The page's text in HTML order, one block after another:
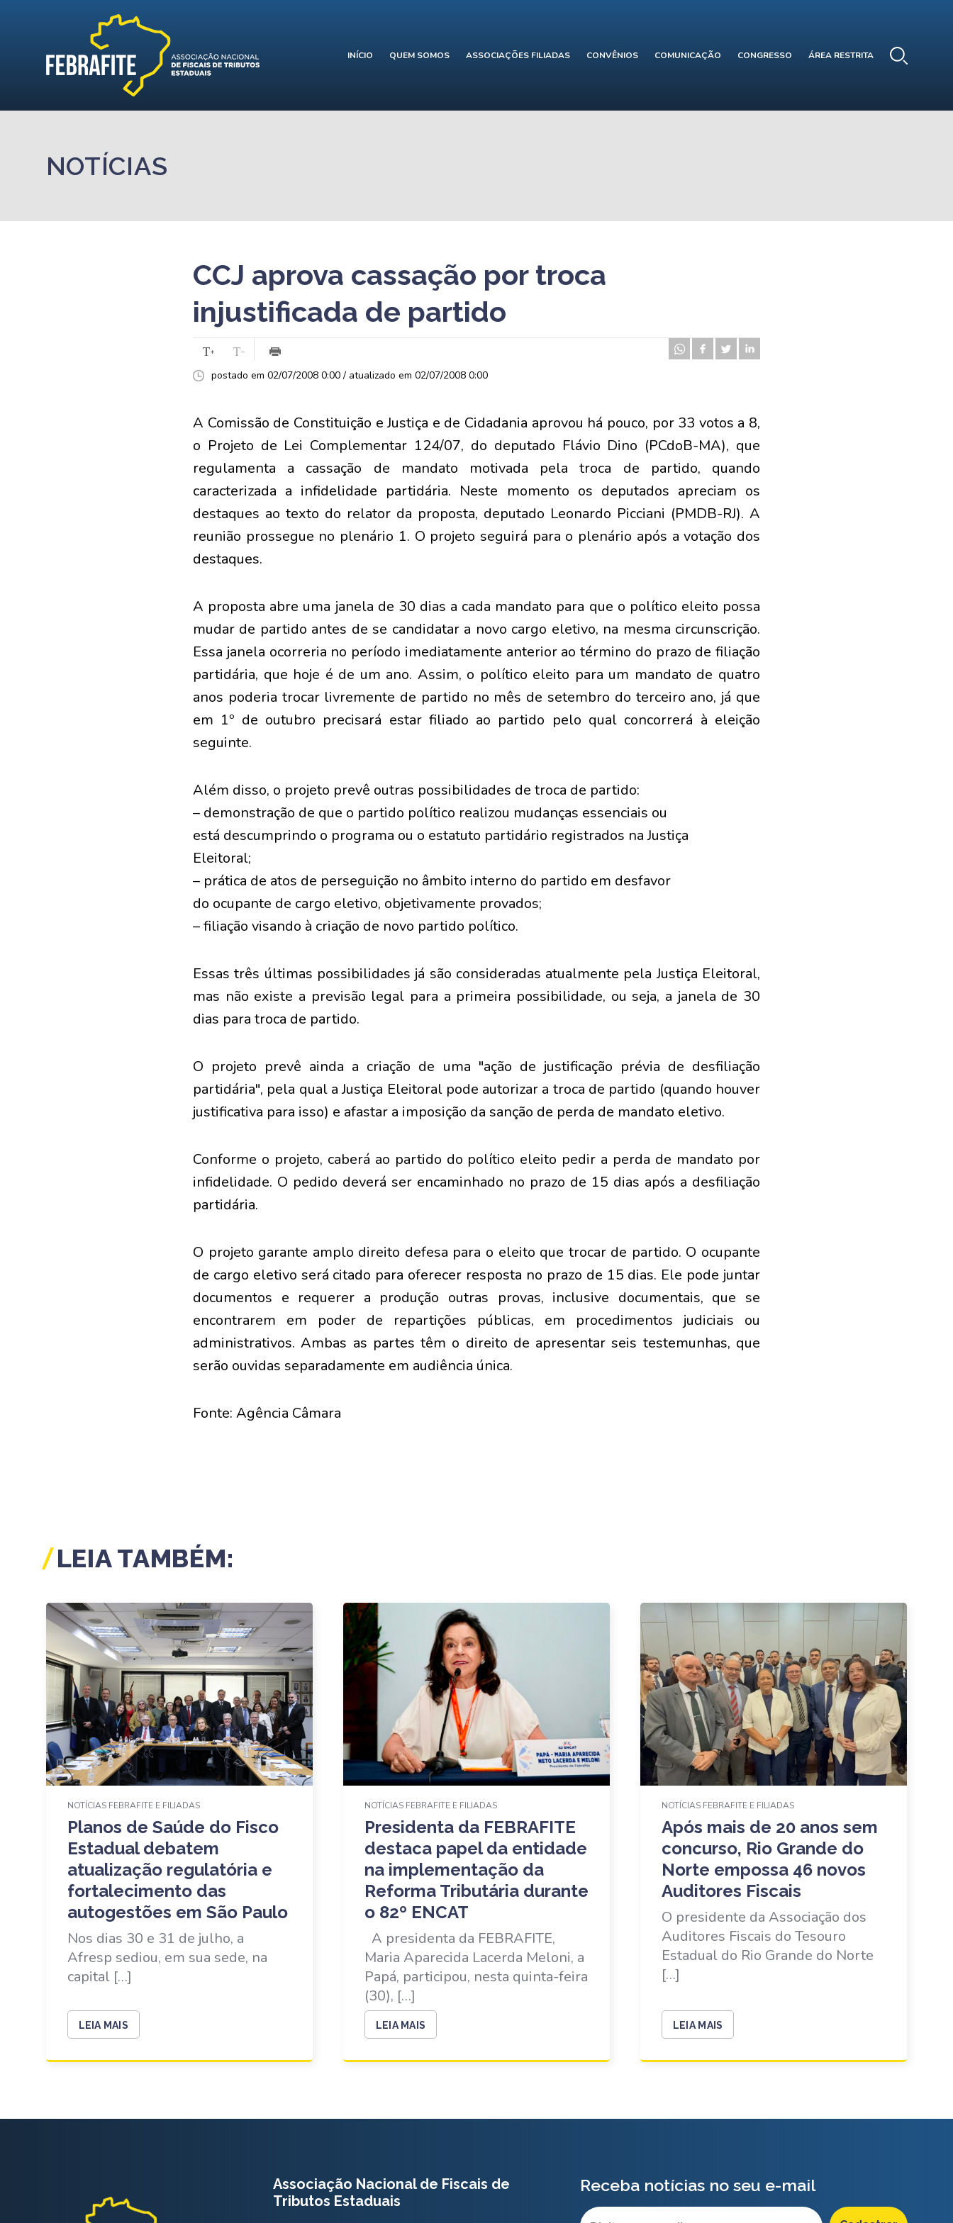
INÍCIO QUEM SOMOS ASSOCIAÇÕES FILIADAS CONVÊNIOS COMUNICAÇÃO CONGRESSO ÁREA RESTRITA
NOTÍCIAS
CCJ aprova cassação por troca
injustificada de partido
postado em 02/07/2008 0:00 / atualizado em 02/07/2008 0:00
A Comissão de Constituição e Justiça e de Cidadania aprovou há pouco, por 33 votos a 8,
o Projeto de Lei Complementar 124/07, do deputado Flávio Dino (PCdoB-MA), que
regulamenta a cassação de mandato motivada pela troca de partido, quando
caracterizada a infidelidade partidária. Neste momento os deputados apreciam os
destaques ao texto do relator da proposta, deputado Leonardo Picciani (PMDB-RJ). A
reunião prossegue no plenário 1. O projeto seguirá para o plenário após a votação dos
destaques.
A proposta abre uma janela de 30 dias a cada mandato para que o político eleito possa
mudar de partido antes de se candidatar a novo cargo eletivo, na mesma circunscrição.
Essa janela ocorreria no período imediatamente anterior ao término do prazo de filiação
partidária, que hoje é de um ano. Assim, o político eleito para um mandato de quatro
anos poderia trocar livremente de partido no mês de setembro do terceiro ano, já que
em 1º de outubro precisará estar filiado ao partido pelo qual concorrerá à eleição
seguinte.
Além disso, o projeto prevê outras possibilidades de troca de partido:
– demonstração de que o partido político realizou mudanças essenciais ou
está descumprindo o programa ou o estatuto partidário registrados na Justiça
Eleitoral;
– prática de atos de perseguição no âmbito interno do partido em desfavor
do ocupante de cargo eletivo, objetivamente provados;
– filiação visando à criação de novo partido político.
Essas três últimas possibilidades já são consideradas atualmente pela Justiça Eleitoral,
mas não existe a previsão legal para a primeira possibilidade, ou seja, a janela de 30
dias para troca de partido.
O projeto prevê ainda a criação de uma "ação de justificação prévia de desfiliação
partidária", pela qual a Justiça Eleitoral pode autorizar a troca de partido (quando houver
justificativa para isso) e afastar a imposição da sanção de perda de mandato eletivo.
Conforme o projeto, caberá ao partido do político eleito pedir a perda de mandato por
infidelidade. O pedido deverá ser encaminhado no prazo de 15 dias após a desfiliação
partidária.
O projeto garante amplo direito defesa para o eleito que trocar de partido. O ocupante
de cargo eletivo será citado para oferecer resposta no prazo de 15 dias. Ele pode juntar
documentos e requerer a produção outras provas, inclusive documentais, que se
encontrarem em poder de repartições públicas, em procedimentos judiciais ou
administrativos. Ambas as partes têm o direito de apresentar seis testemunhas, que
serão ouvidas separadamente em audiência única.
Fonte: Agência Câmara
LEIA TAMBÉM:
NOTÍCIAS FEBRAFITE E FILIADAS
Planos de Saúde do Fisco
Estadual debatem
atualização regulatória e
fortalecimento das
autogestões em São Paulo
Nos dias 30 e 31 de julho, a
Afresp sediou, em sua sede, na
capital […]
LEIA MAIS
NOTÍCIAS FEBRAFITE E FILIADAS
Presidenta da FEBRAFITE
destaca papel da entidade
na implementação da
Reforma Tributária durante
o 82º ENCAT
A presidenta da FEBRAFITE,
Maria Aparecida Lacerda Meloni, a
Papá, participou, nesta quinta-feira
(30), […]
LEIA MAIS
NOTÍCIAS FEBRAFITE E FILIADAS
Após mais de 20 anos sem
concurso, Rio Grande do
Norte empossa 46 novos
Auditores Fiscais
O presidente da Associação dos
Auditores Fiscais do Tesouro
Estadual do Rio Grande do Norte
[…]
LEIA MAIS
Associação Nacional de Fiscais de
Tributos Estaduais
Receba notícias no seu e-mail